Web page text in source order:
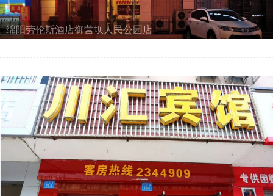
绵阳劳伦斯酒店御营坝人民公园店